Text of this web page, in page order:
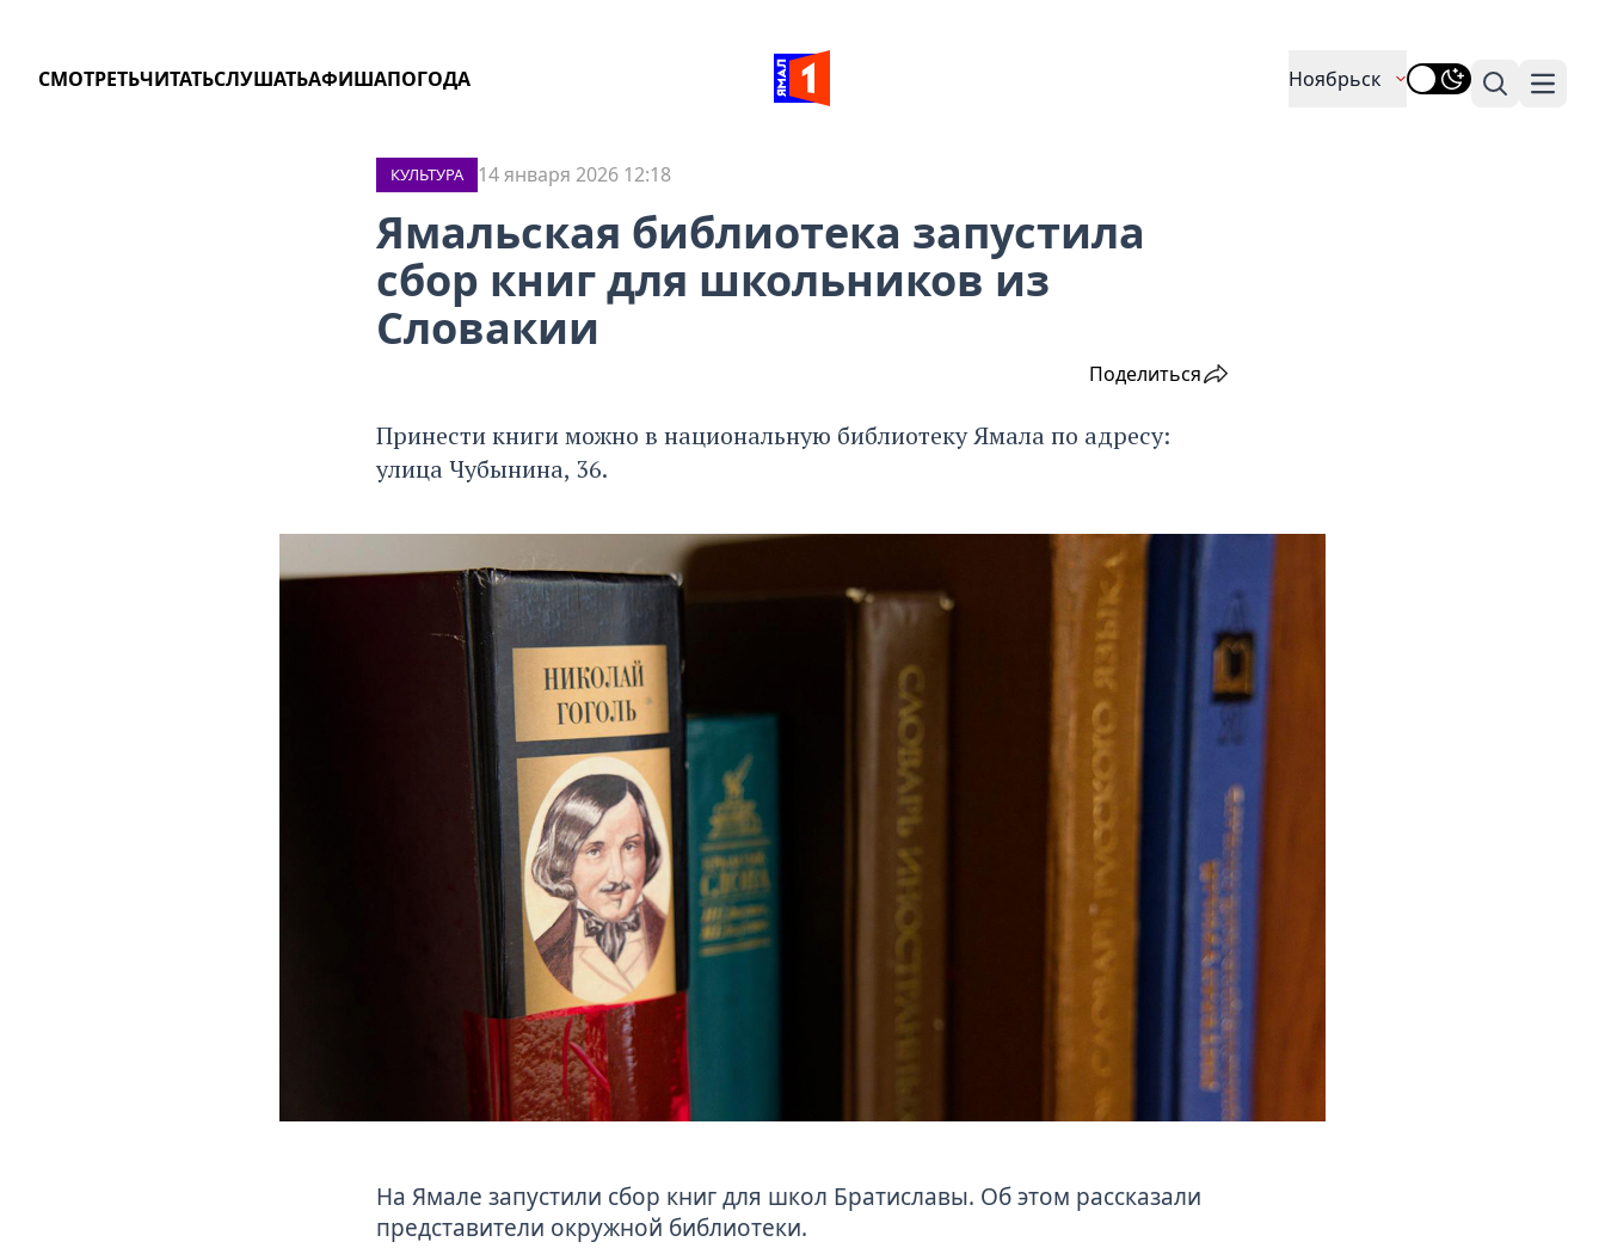
СМОТРЕТЬЧИТАТЬСЛУШАТЬАФИШАПОГОДА Ноябрьск
Поиск
КУЛЬТУРА 14 января 2026 12:18
Ямальская библиотека запустила
сбор книг для школьников из
Словакии
Поделиться
Принести книги можно в национальную библиотеку Ямала по адресу:
улица Чубынина, 36.
На Ямале запустили сбор книг для школ Братиславы. Об этом рассказали
представители окружной библиотеки.